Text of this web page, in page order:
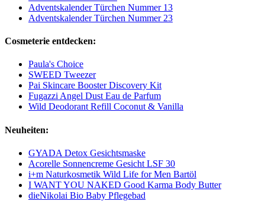
Adventskalender Türchen Nummer 13
Adventskalender Türchen Nummer 23
Cosmeterie entdecken:
Paula's Choice
SWEED Tweezer
Pai Skincare Booster Discovery Kit
Fugazzi Angel Dust Eau de Parfum
Wild Deodorant Refill Coconut & Vanilla
Neuheiten:
GYADA Detox Gesichtsmaske
Acorelle Sonnencreme Gesicht LSF 30
i+m Naturkosmetik Wild Life for Men Bartöl
I WANT YOU NAKED Good Karma Body Butter
dieNikolai Bio Baby Pflegebad